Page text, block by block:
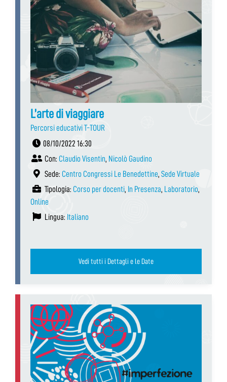
L’arte di viaggiare
Percorsi educativi T-TOUR
08/10/2022 16:30
Con: Claudio Visentin, Nicolò Gaudino
Sede: Centro Congressi Le Benedettine, Sede Virtuale
Tipologia: Corso per docenti, In Presenza, Laboratorio,
Online
Lingua: Italiano
Vedi tutti i Dettagli e le Date